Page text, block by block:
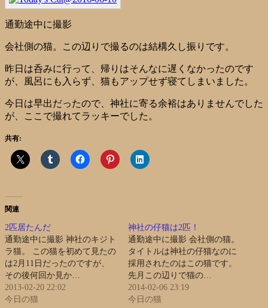
通勤途中に撮影
会社側の猫。この辺りで撮るのは結構久し振りです。
昨日は呑みに行って、帰りはそんなに遅くなかったのです
が、風呂にも入らず、猫もアップせず寝てしまいました。
今日は早出だったので、神社に寄る余裕はありませんでした
が、ここで撮れてラッキーでした。
共有:
関連
2匹居たんだ
通勤途中に撮影 神社のキジト
ラ猫。 この猫を初めて見たの
は2月11日だったのですが、
その後何回か見か…
2013-02-20 22:02
今日の猫
神社の仔猫は2匹！
通勤途中に撮影 会社側の猫。
タイトルは神社の仔猫なのに
採用されたのはこの猫です。
先月この辺りで猫の…
2014-02-06 23:19
今日の猫